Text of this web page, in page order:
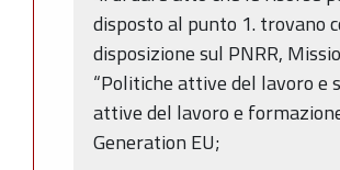
disposto al punto 1. trovano
disposizione sul PNRR,
“Politiche attive del lavoro e
attive del lavoro e
Generation EU;